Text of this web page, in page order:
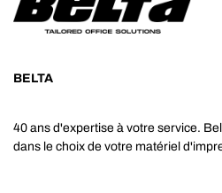
BELTA
40 ans d'expertise à votre service.
dans le choix de votre matériel